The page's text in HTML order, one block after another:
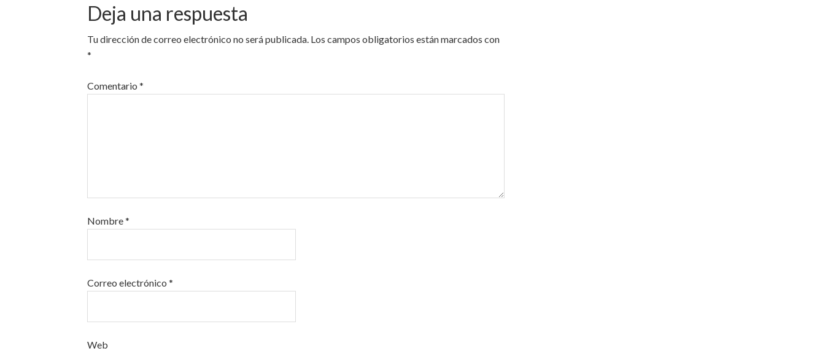
Deja una respuesta
Tu dirección de correo electrónico no será publicada. Los campos obligatorios están marcados con
*
Comentario *
Nombre*
Correo electrónico *
Web